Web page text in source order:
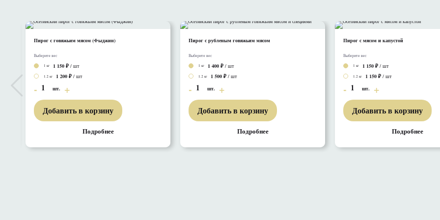
Пирог с говяжьим мясом (Фыджин)
Выберите вес
1 кг 1 150 / шт
1.2 кг 1 200 / шт
1 шт.
Добавить в корзину
Подробнее
Пирог с рубленым говяжьим мясом
Выберите вес
1 кг 1 400 / шт
1.2 кг 1 500 / шт
1 шт.
Добавить в корзину
Подробнее
Пирог с мясом и капустой
Выберите вес
1 кг 1 150 / шт
1.2 кг 1 150 / шт
1 шт.
Добавить в корзину
Подробнее